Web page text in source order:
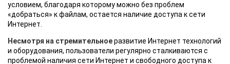
условием, благодаря которому можно без проблем
«добраться» к файлам, остается наличие доступа к сети
Интернет.
Несмотря на стремительноеразвитие Интернет технологий
и оборудования, пользователи регулярно сталкиваются с
проблемой наличия сети Интернет и свободного доступа к